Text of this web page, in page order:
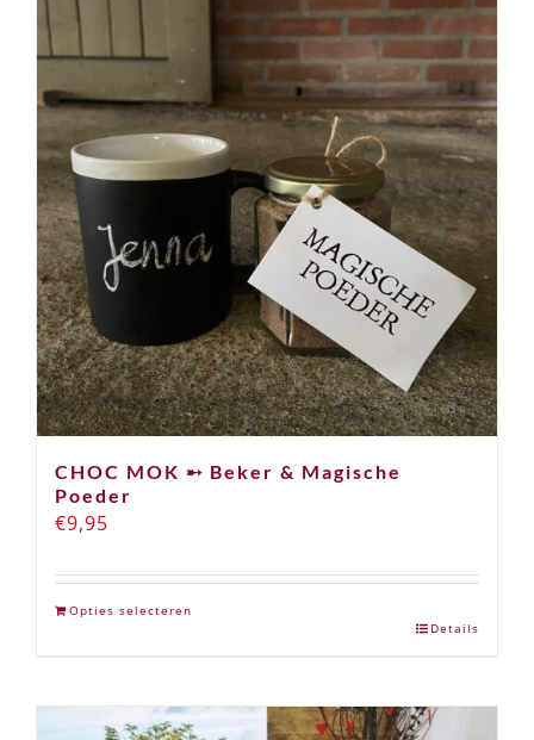
CHOC MOK ➸ Beker & Magische
Poeder
€9,95
Opties selecteren
Details